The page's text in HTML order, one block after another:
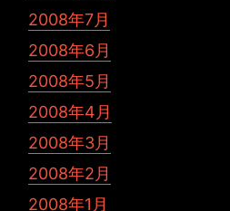
2008年7月
2008年6月
2008年5月
2008年4月
2008年3月
2008年2月
2008年1月